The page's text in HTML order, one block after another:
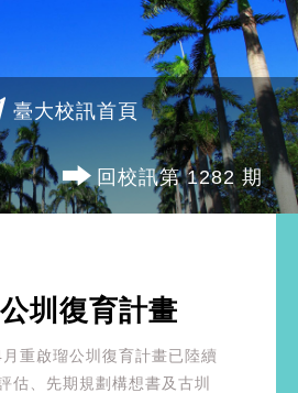
臺大校訊首頁
回校訊第 1282 期
圳復育計畫
重啟瑠公圳復育計畫已陸續
估、先期規劃構想書及古圳